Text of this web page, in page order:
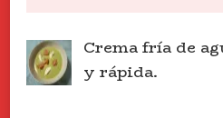
Crema fría de
y rápida.